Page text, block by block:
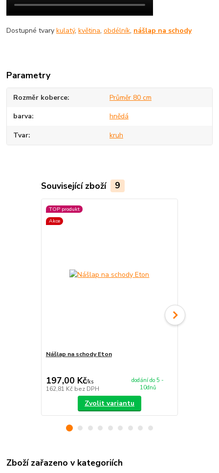
Dostupné tvarykulatý,květina,obdélník, nášlap na schody
Parametry
Rozměr koberce Průměr 80 cm
barva hnědá
Tvar kruh
Související zboží 9
TOP produkt
Akce
Nášlap na schody Eton
197,00 Kč/ks
162,81 Kč bez DPH
dodání do 5 -
10dnů
Zvolit variantu
Zboží zařazeno v kategoriích